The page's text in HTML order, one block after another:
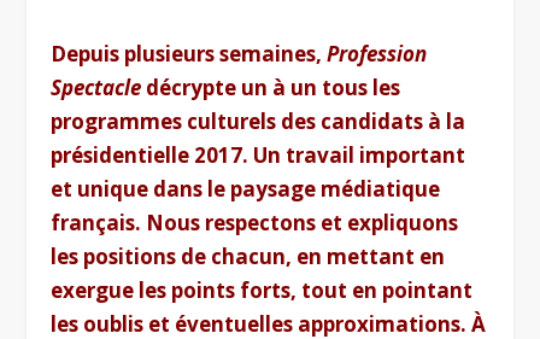
Depuis plusieurs semaines,Profession
Spectacle décrypte un à un tous les
programmes culturels des candidats à la
présidentielle 2017. Un travail important
et unique dans le paysage médiatique
français. Nous respectons et expliquons
les positions de chacun, en mettant en
exergue les points forts, tout en pointant
les oublis et éventuelles approximations. À